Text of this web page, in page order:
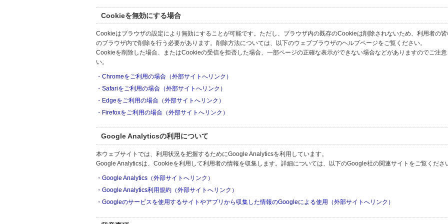
Cookieを無効にする場合
Cookieはブラウザの設定により無効にすることが可能です。ただし、ブラウザ内の既存のCookieは削除されないため、利用者の
のブラウザ内で削除を行う必要があります。削除方法については、以下のウェブブラウザのヘルプページをご覧ください。
Cookieを削除した場合、またはCookieの受信を拒否した場合、一部ページの正確な表示ができない場合などがありますのでご注意
い。
・Chromeをご利用の場合（外部サイトへリンク）
・Safariをご利用の場合（外部サイトへリンク）
・Edgeをご利用の場合（外部サイトへリンク）
・Firefoxをご利用の場合（外部サイトへリンク）
Google Analyticsの利用について
本ウェブサイトでは、利用状況を把握するためにGoogle Analyticsを利用しています。
Google Analyticsは、Cookieを利用して利用者の情報を収集します。詳細については、以下のGoogle社の関連サイトをご覧くださ
・Google Analytics（外部サイトへリンク）
・Google Analytics利用規約（外部サイトへリンク）
・Googleのサービスを使用するサイトやアプリから収集した情報のGoogleによる使用（外部サイトへリンク）